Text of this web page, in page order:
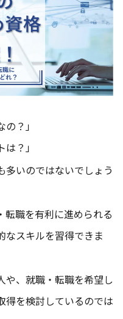
？」
？」
多いのではないでしょう
職を有利に進められる
なスキルを習得できま
や、就職・転職を希望し
得を検討しているのでは